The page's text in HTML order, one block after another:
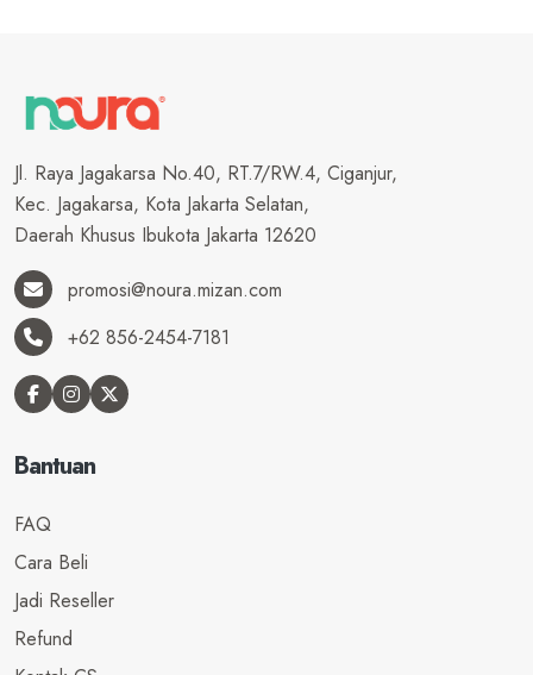
Jl. Raya Jagakarsa No.40, RT.7/RW.4, Ciganjur,
Kec. Jagakarsa, Kota Jakarta Selatan,
Daerah Khusus Ibukota Jakarta 12620
promosi@noura.mizan.com
+62 856-2454-7181
Bantuan
FAQ
Cara Beli
Jadi Reseller
Refund